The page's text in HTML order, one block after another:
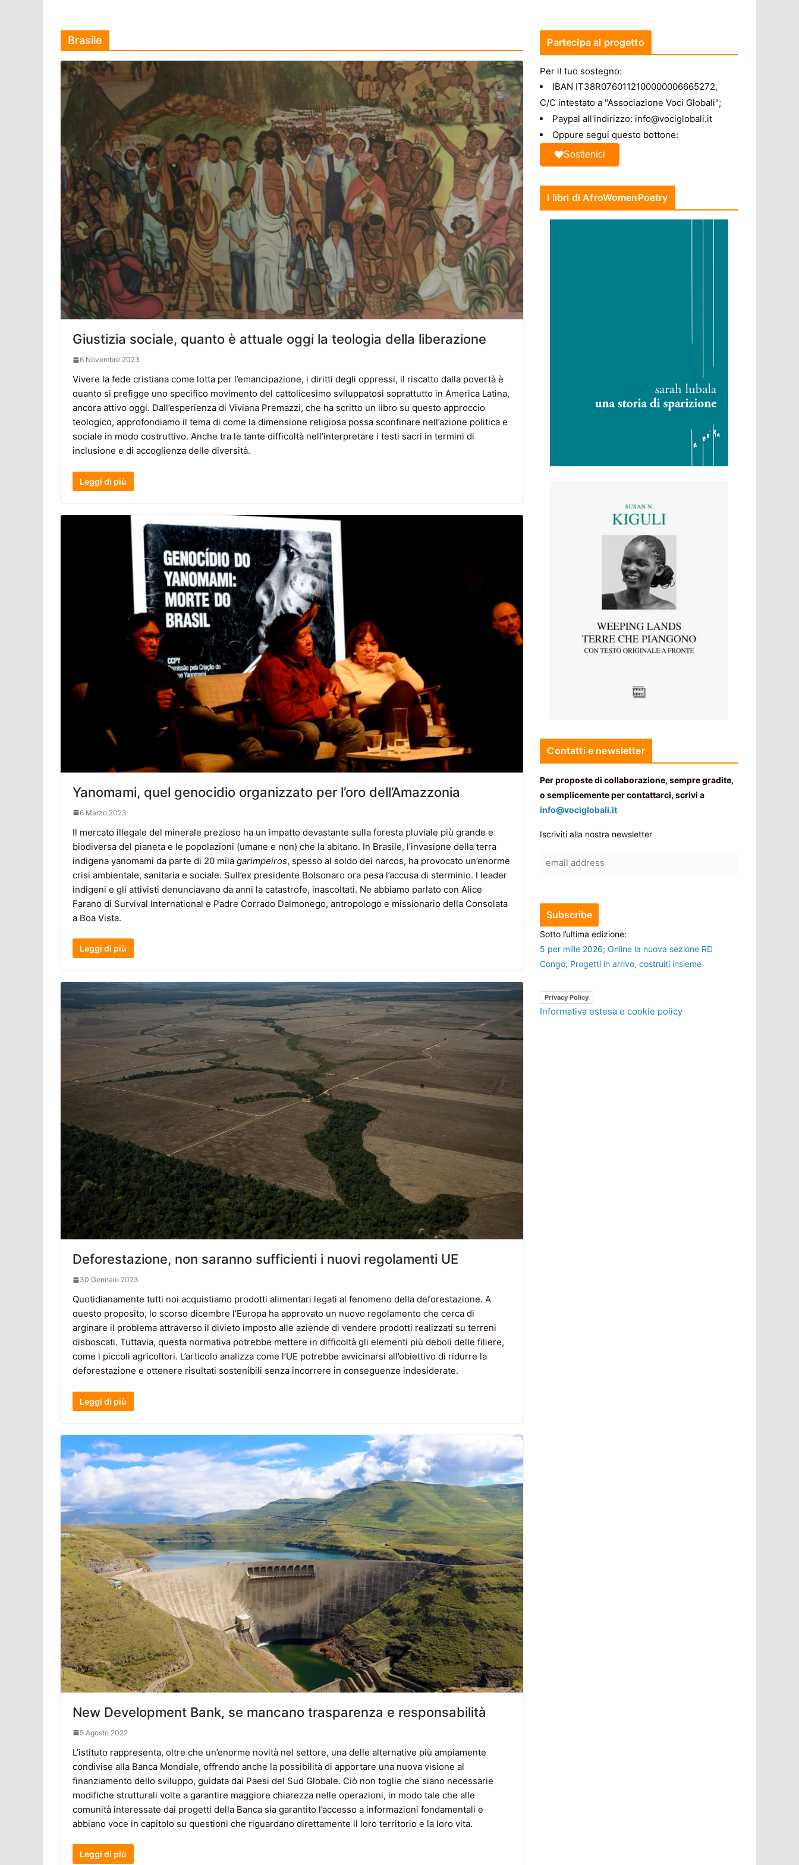
Brasile
Giustizia sociale, quanto è attuale oggi la teologia della liberazione
6 Novembre 2023
Vivere la fede cristiana come lotta per l’emancipazione, i diritti degli oppressi, il riscatto dalla povertà è
quanto si prefigge uno specifico movimento del cattolicesimo sviluppatosi soprattutto in America Latina,
ancora attivo oggi. Dall’esperienza di Viviana Premazzi, che ha scritto un libro su questo approccio
teologico, approfondiamo il tema di come la dimensione religiosa possa sconfinare nell’azione politica e
sociale in modo costruttivo. Anche tra le tante difficoltà nell’interpretare i testi sacri in termini di
inclusione e di accoglienza delle diversità.
Leggi di più
Yanomami, quel genocidio organizzato per l’oro dell’Amazzonia
6 Marzo 2023
Il mercato illegale del minerale prezioso ha un impatto devastante sulla foresta pluviale più grande e
biodiversa del pianeta e le popolazioni (umane e non) che la abitano. In Brasile, l’invasione della terra
indigena yanomami da parte di 20 mila garimpeiros, spesso al soldo dei narcos, ha provocato un’enorme
crisi ambientale, sanitaria e sociale. Sull’ex presidente Bolsonaro ora pesa l’accusa di sterminio. I leader
indigeni e gli attivisti denunciavano da anni la catastrofe, inascoltati. Ne abbiamo parlato con Alice
Farano di Survival International e Padre Corrado Dalmonego, antropologo e missionario della Consolata
a Boa Vista.
Leggi di più
Deforestazione, non saranno sufficienti i nuovi regolamenti UE
30 Gennaio 2023
Quotidianamente tutti noi acquistiamo prodotti alimentari legati al fenomeno della deforestazione. A
questo proposito, lo scorso dicembre l’Europa ha approvato un nuovo regolamento che cerca di
arginare il problema attraverso il divieto imposto alle aziende di vendere prodotti realizzati su terreni
disboscati. Tuttavia, questa normativa potrebbe mettere in difficoltà gli elementi più deboli delle filiere,
come i piccoli agricoltori. L’articolo analizza come l’UE potrebbe avvicinarsi all’obiettivo di ridurre la
deforestazione e ottenere risultati sostenibili senza incorrere in conseguenze indesiderate.
Leggi di più
New Development Bank, se mancano trasparenza e responsabilità
5 Agosto 2022
L’istituto rappresenta, oltre che un’enorme novità nel settore, una delle alternative più ampiamente
condivise alla Banca Mondiale, offrendo anche la possibilità di apportare una nuova visione al
finanziamento dello sviluppo, guidata dai Paesi del Sud Globale. Ciò non toglie che siano necessarie
modifiche strutturali volte a garantire maggiore chiarezza nelle operazioni, in modo tale che alle
comunità interessate dai progetti della Banca sia garantito l’accesso a informazioni fondamentali e
abbiano voce in capitolo su questioni che riguardano direttamente il loro territorio e la loro vita.
Leggi di più
Partecipa al progetto
Per il tuo sostegno:
IBAN IT38R0760112100000006665272,
C/C intestato a "Associazione Voci Globali";
Paypal all'indirizzo: info@vociglobali.it
Oppure segui questo bottone:
Sostienici
I libri di AfroWomenPoetry
Contatti e newsletter
Per proposte di collaborazione, sempre gradite,
o semplicemente per contattarci, scrivi a
info@vociglobali.it
Iscriviti alla nostra newsletter
Sotto l’ultima edizione:
5 per mille 2026; Online la nuova sezione RD
Congo; Progetti in arrivo, costruiti insieme
Privacy Policy
Informativa estesa e cookie policy